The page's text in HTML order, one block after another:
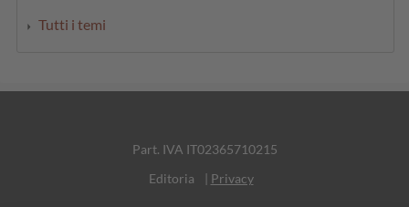
Tutti i temi
Part. IVA IT02365710215
Editoria
| Privacy